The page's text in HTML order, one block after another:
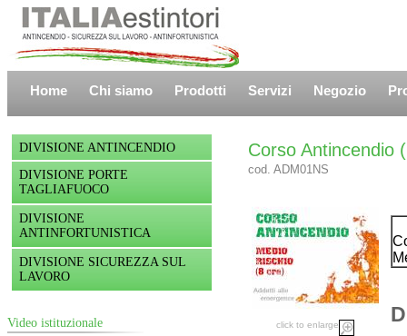
Home Chi siamo Prodotti Servizi Negozio
DIVISIONE ANTINCENDIO
DIVISIONE PORTE
TAGLIAFUOCO
DIVISIONE
ANTINFORTUNISTICA
DIVISIONE SICUREZZA SUL
LAVORO
Video istituzionale
Corso Antincendio
cod. ADM01NS
click to enlarge